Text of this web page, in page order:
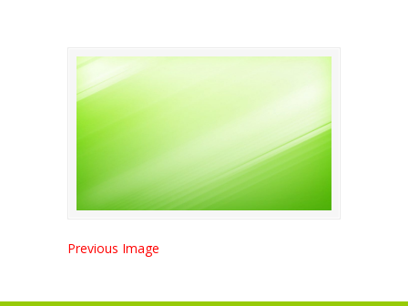
Previous Image